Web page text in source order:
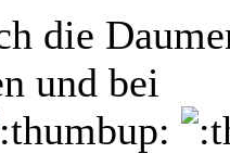
die
und bei